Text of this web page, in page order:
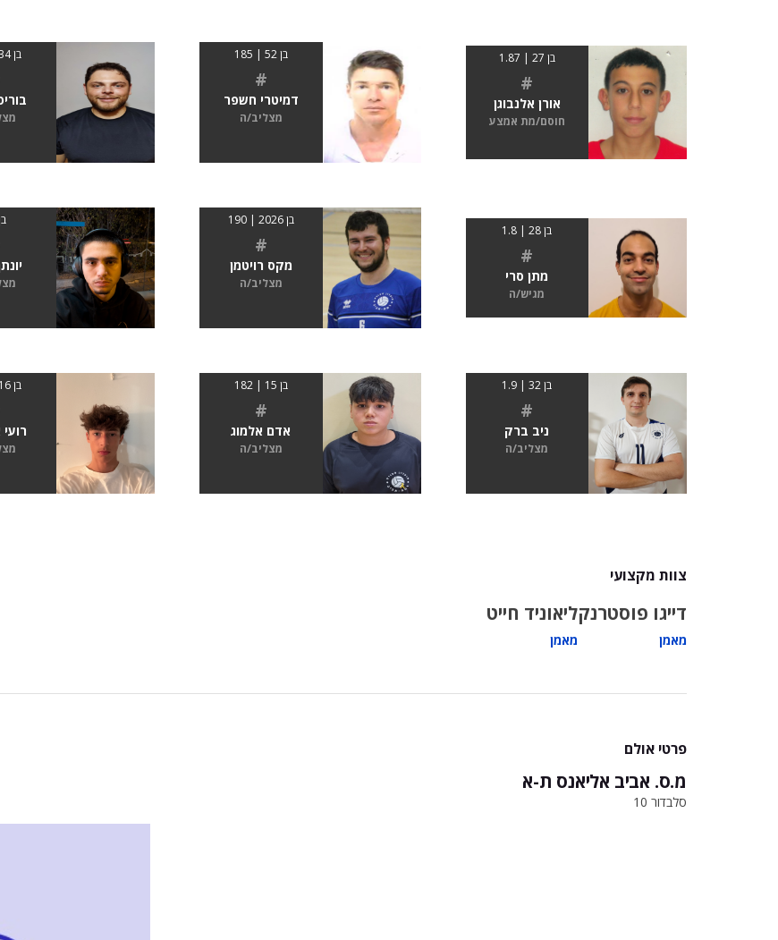
בן 27 | 1.87
#
אורן אלנבוגן
חוסם/מת אמצע
בן 52 | 185
#
דמיטרי חשפר
מצליב/ה
בן 34 | 180
בן 28 | 1.8
#
מתן סרי
מגיש/ה
בן 2026 | 190
#
מקס רויטמן
מצליב/ה
בן
בן 32 | 1.9
#
ניב ברק
מצליב/ה
בן 15 | 182
#
אדם אלמוג
מצליב/ה
בן 16 | 191
צוות מקצועי
דייגו פוסטרנק
מאמן
ליאוניד חייט
מאמן
פרטי אולם
מ.ס. אביב אליאנס ת-א
סלבדור 10